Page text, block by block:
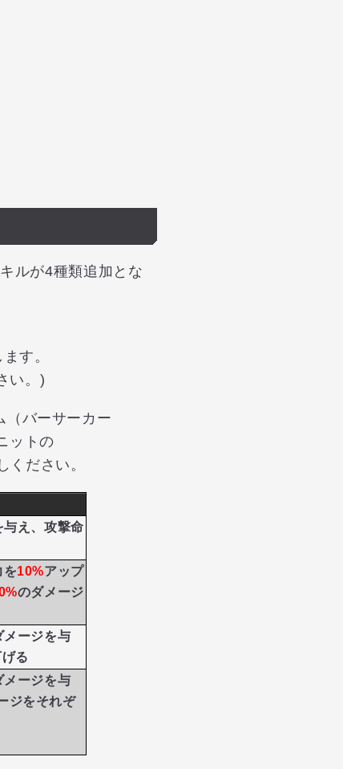
ルが4種類追加とな
す。
い。)
バーサーカー
ットの
ください。
え、攻撃命
を10%アップ
のダメージ
メージを与
る
メージを与
ジをそれぞ